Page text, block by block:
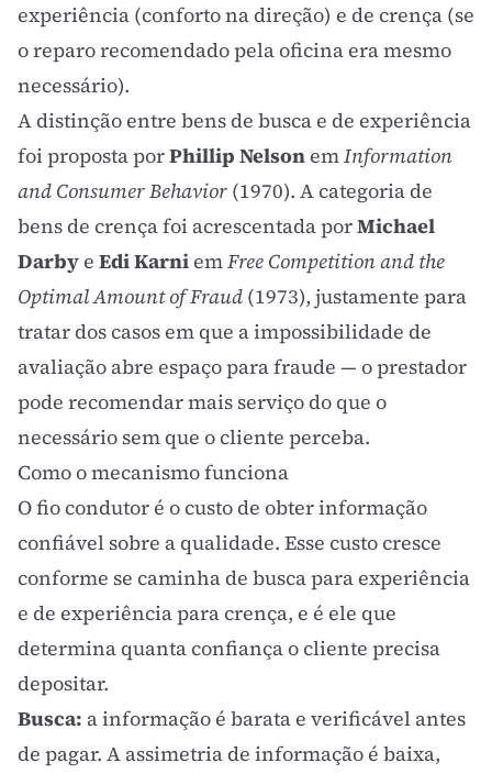
experiência (conforto na direção) e de crença (se
o reparo recomendado pela oficina era mesmo
necessário).
A distinção entre bens de busca e de experiência
foi proposta porPhillip NelsonemInformation
and Consumer Behavior (1970). A categoria de
bens de crença foi acrescentada porMichael
Darbye Edi KarniemFree Competition and the
Optimal Amount of Fraud (1973), justamente para
tratar dos casos em que a impossibilidade de
avaliação abre espaço para fraude — o prestador
pode recomendar mais serviço do que o
necessário sem que o cliente perceba.
Como o mecanismo funciona
O fio condutor é o custo de obter informação
confiável sobre a qualidade. Esse custo cresce
conforme se caminha de busca para experiência
e de experiência para crença, e é ele que
determina quanta confiança o cliente precisa
depositar.
Busca: a informação é barata e verificável antes
de pagar. A assimetria de informaçãoé baixa,